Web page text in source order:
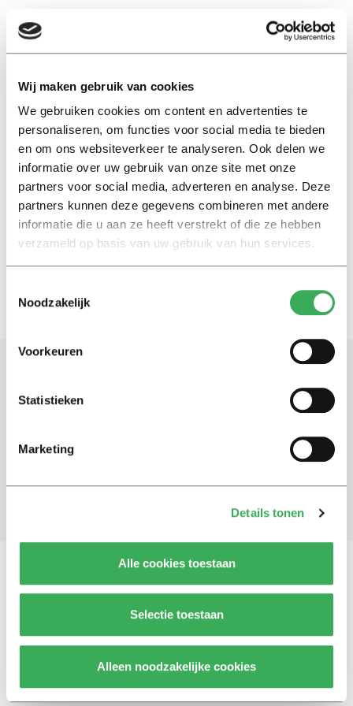
Wij maken gebruik van cookies
We gebruiken cookies om content en advertenties te
personaliseren, om functies voor social media te bieden
en om ons websiteverkeer te analyseren. Ook delen we
informatie over uw gebruik van onze site met onze
partners voor social media, adverteren en analyse. Deze
partners kunnen deze gegevens combineren met andere
informatie die u aan ze heeft verstrekt of die ze hebben
verzameld op basis van uw gebruik van hun services.
Noodzakelijk
Voorkeuren
Statistieken
Marketing
Details tonen
Alle cookies toestaan
Selectie toestaan
Alleen noodzakelijke cookies
EN
Nayomi Laulola
13 vragen aan
Vidar-praeses Nayomi Latulola:
‘Lekker met de meiden is een
perfect avondje uit’
24 september 2024
Blijf op de hoogte. Meld je aan voor de nieuwsbrief van
Aanmelden
Vragen, opmerkingen of tips?
© 2026 -Over ons Disclaimer Adverteren Werken bij Contact